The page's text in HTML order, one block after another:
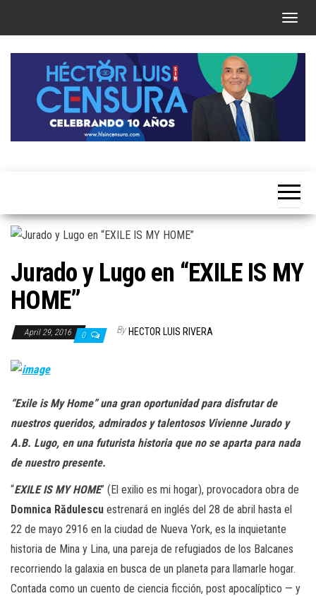
T
g
n
i
g
i
Jurado y Lugo en “EXILE IS MY
HOME”
April 29, 2016 0 By HECTOR LUIS RIVERA
“Exile is My Home” una gran oportunidad para disfrutar de
nuestros queridos, admirados y talentosos Vivienne Jurado y
A.B. Lugo, en una futurista historia que no se aparta para nada
de nuestro presente.
“EXILE IS MY HOME” (El exilio es mi hogar), provocadora obra de
Domnica Rădulescu estrenará en inglés del 28 de abril hasta el
22 de mayo 2916 en la ciudad de Nueva York, es la inquietante
historia de Mina y Lina, una pareja de refugiados de los Balcanes
recorriendo la galaxia en busca de un planeta para llamarle hogar.
Contada como un cuento de ciencia ficción, post apocalíptico — y